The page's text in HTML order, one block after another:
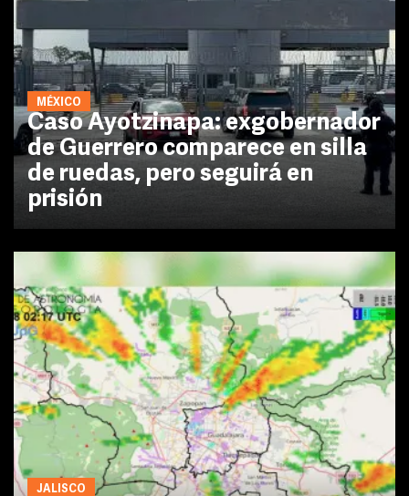
MÉXICO
Caso Ayotzinapa: exgobernador
de Guerrero comparece en silla
de ruedas, pero seguirá en
prisión
JALISCO